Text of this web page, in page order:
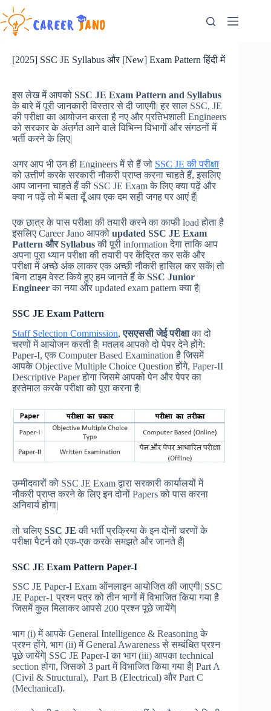
Skip
to
content
[2025] SSC JE Syllabus और [New] Exam Pattern हिंदी में
इस लेख में आपको SSC JE Exam Pattern and Syllabus
के बारे में पूरी जानकारी विस्तार से दी जाएगी| हर साल SSC, JE
की परीक्षा का आयोजन करता है नए और प्रतिभशाली Engineers
को सरकार के अंतर्गत आने वाले विभिन्न विभागों और संगठनों में
भर्ती करने के लिए|
अगर आप भी उन ही Engineers में से हैं जो SSC JE की परीक्षा
को उत्तीर्ण करके सरकारी नौकरी प्राप्त करना चाहते हैं, इसलिए
आप जानना चाहते हैं की SSC JE Exam के लिए क्या पढ़ें और
क्या न पढ़ें तो में बता दूँ आप एक दम सही जगह पर आएं हैं|
एक छात्र के पास परीक्षा की तयारी करने का काफी load होता है
इसलिए Career Jano आपको updated SSC JE Exam
Pattern औरSyllabusकी पूरी information देगा ताकि आप
अपना पूरा ध्यान परीक्षा की तयारी पर केंद्रित कर सकें और
परीक्षा में अच्छे अंक लाकर एक अच्छी नौकरी हासिल कर सकें| तो
बिना टाइम वेस्ट किये हुए हम जानते हैं के SSC Junior
Engineerका नया और updated exam pattern क्या है|
SSC JE Exam Pattern
Staff Selection Commission,एसएससी जेई परीक्षाका दो
चरणों में आयोजन करती है| मतलब आपको दो पेपर देने होंगे:
Paper-I, एक Computer Based Examination है जिसमें
आपके Objective Multiple Choice Question होंगे, Paper-II
Descriptive Paper होगा जिसमे आपको पेन और पेपर का
इस्तेमाल करके परीक्षा को पूरा करना है|
उम्मीदवारों को SSC JE Exam द्वारा सरकारी कार्यालयों में
नौकरी प्राप्त करने के लिए इन दोनों Papers को पास करना
अनिवार्य होगा|
तो चलिए SSC JE की भर्ती प्रक्रिया के इन दोनों चरणों के
परीक्षा पैटर्न को एक-एक करके समझते और जानते हैं|
SSC JE Exam Pattern Paper-I
SSC JE Paper-I Exam ऑनलाइन आयोजित की जाएगी| SSC
JE Paper-1 प्रश्न पत्र को तीन भागों में विभाजित किया गया है
जिसमें कुल मिलाकर आपसे 200 प्रश्न पूछे जायेंगे|
भाग (i) में आपके General Intelligence & Reasoning के
प्रश्न होंगे, भाग (ii) में General Awareness से सम्बंधित प्रश्न
पूछे जायेंगे| SSC JE Paper-I का भाग (iii) आपका technical
section होगा, जिसको 3 part में विभाजित किया गया है| Part A
(Civil & Structural), Part B (Electrical) और Part C
(Mechanical).